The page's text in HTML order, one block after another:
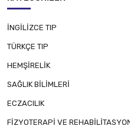
İNGİLİZCE TIP
TÜRKÇE TIP
HEMŞİRELİK
SAĞLIK BİLİMLERİ
ECZACILIK
FİZYOTERAPİ VE